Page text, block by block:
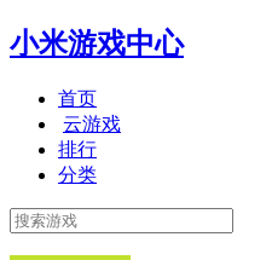
小米游戏中心
首页
云游戏
排行
分类